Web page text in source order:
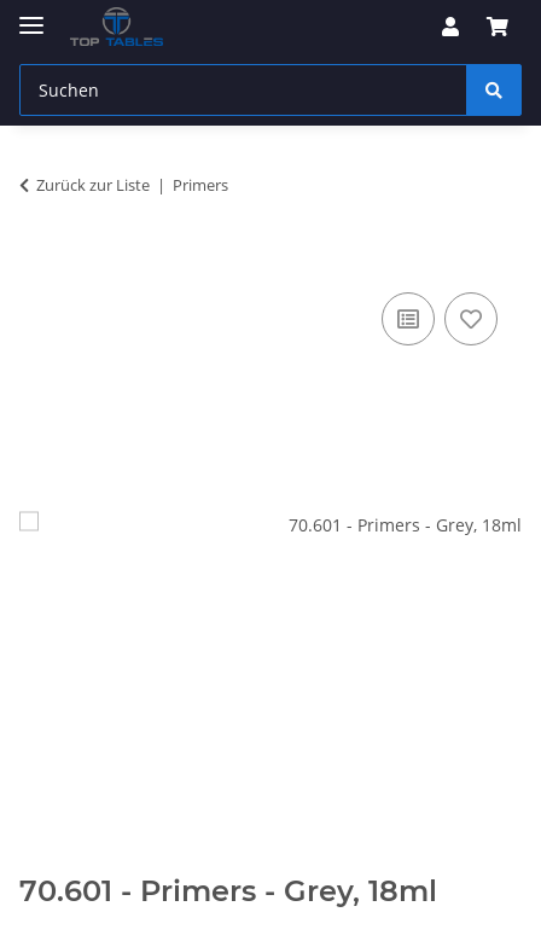
Zurück zur Liste Primers
70.601 - Primers - Grey, 18ml